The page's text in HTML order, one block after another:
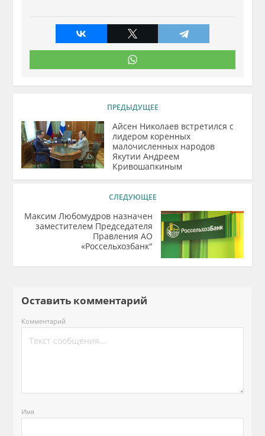
ПРЕДЫДУЩЕЕ
Айсен Николаев встретился с
лидером коренных
малочисленных народов
Якутии Андреем
Кривошапкиным
СЛЕДУЮЩЕЕ
Максим Любомудров назначен
заместителем Председателя
Правления АО
«Россельхозбанк"
Оставить комментарий
Комментарий
Имя